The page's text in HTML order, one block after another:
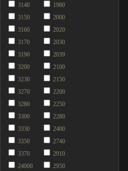
3140
3150
3160
3170
3190
3200
3230
3270
3280
3300
3330
3350
3370
24000
1980
2000
2020
2030
2039
2100
2150
2200
2250
2280
2400
2740
2910
2950